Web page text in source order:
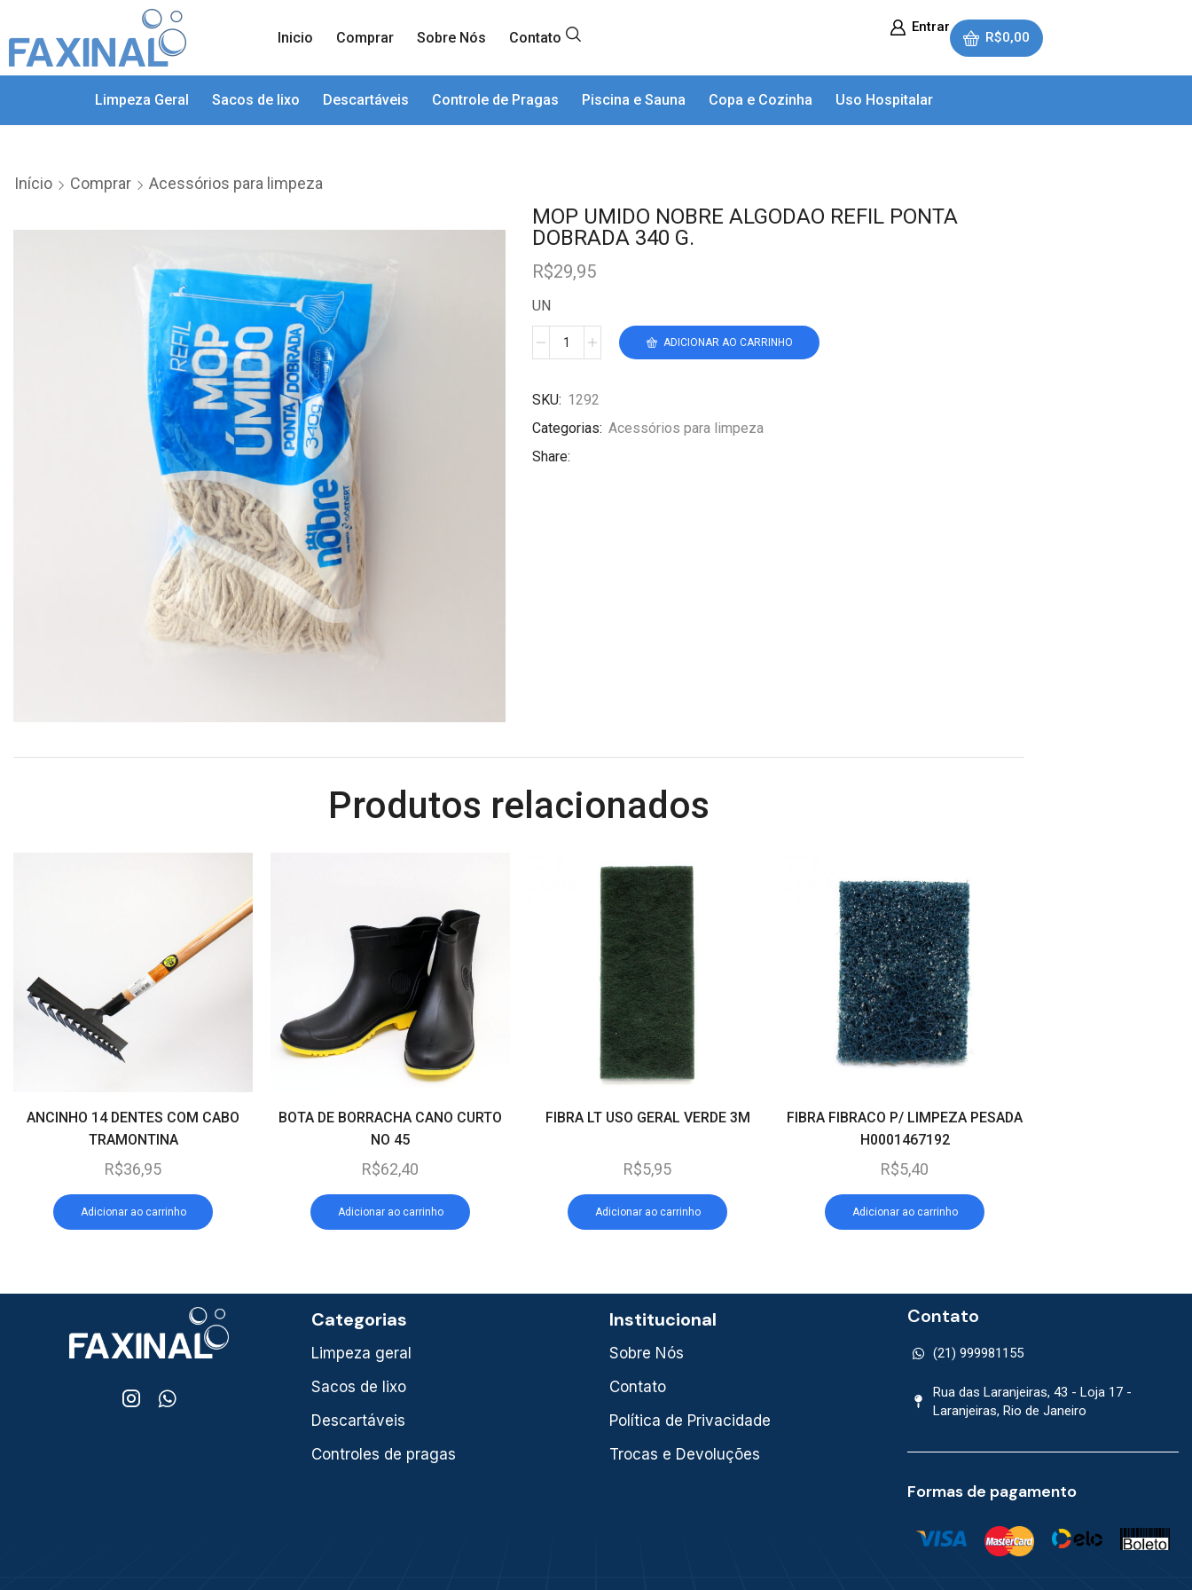
Inicio Comprar Sobre Nós Contato
Entrar
R$0,00
Limpeza Geral Sacos de lixo Descartáveis Controle de Pragas Piscina e Sauna Copa e Cozinha Uso Hospitalar
Início Comprar Acessórios para limpeza
MOP UMIDO NOBRE ALGODAO REFIL PONTA
DOBRADA 340 G.
R$29,95
UN
ADICIONAR AO CARRINHO
SKU: 1292
Categorias: Acessórios para limpeza
Share:
Produtos relacionados
ANCINHO 14 DENTES COM CABO
TRAMONTINA
R$36,95
Adicionar ao carrinho
BOTA DE BORRACHA CANO CURTO
NO 45
R$62,40
Adicionar ao carrinho
FIBRA LT USO GERAL VERDE 3M
R$5,95
Adicionar ao carrinho
FIBRA FIBRACO P/ LIMPEZA PESADA
H0001467192
R$5,40
Adicionar ao carrinho
Categorias
Limpeza geral
Sacos de lixo
Descartáveis
Controles de pragas
Institucional
Sobre Nós
Contato
Política de Privacidade
Trocas e Devoluções
Contato
(21) 999981155
Rua das Laranjeiras, 43 - Loja 17 -
Laranjeiras, Rio de Janeiro
Formas de pagamento